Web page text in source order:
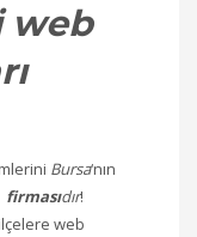
web
Bursa‘nın
firmasıdır!
web